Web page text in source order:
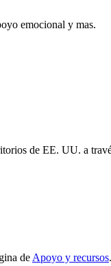
emocional y mas.
de EE. UU. a
de Apoyo y recursos.